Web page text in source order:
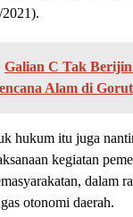
Galian C Tak Berijin
Alam di Gorut
hukum itu juga
kegiatan
dalam
otonomi daerah.